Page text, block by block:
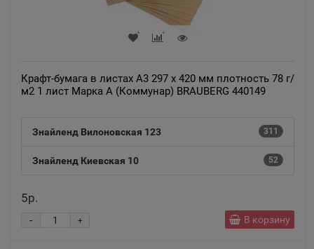
Крафт-бумага в листах А3 297 х 420 мм плотность 78 г/
м2 1 лист Марка А (Коммунар) BRAUBERG 440149
Знайленд Вилоновская 123 311
Знайленд Киевская 10 52
5р.
+
- В корзину